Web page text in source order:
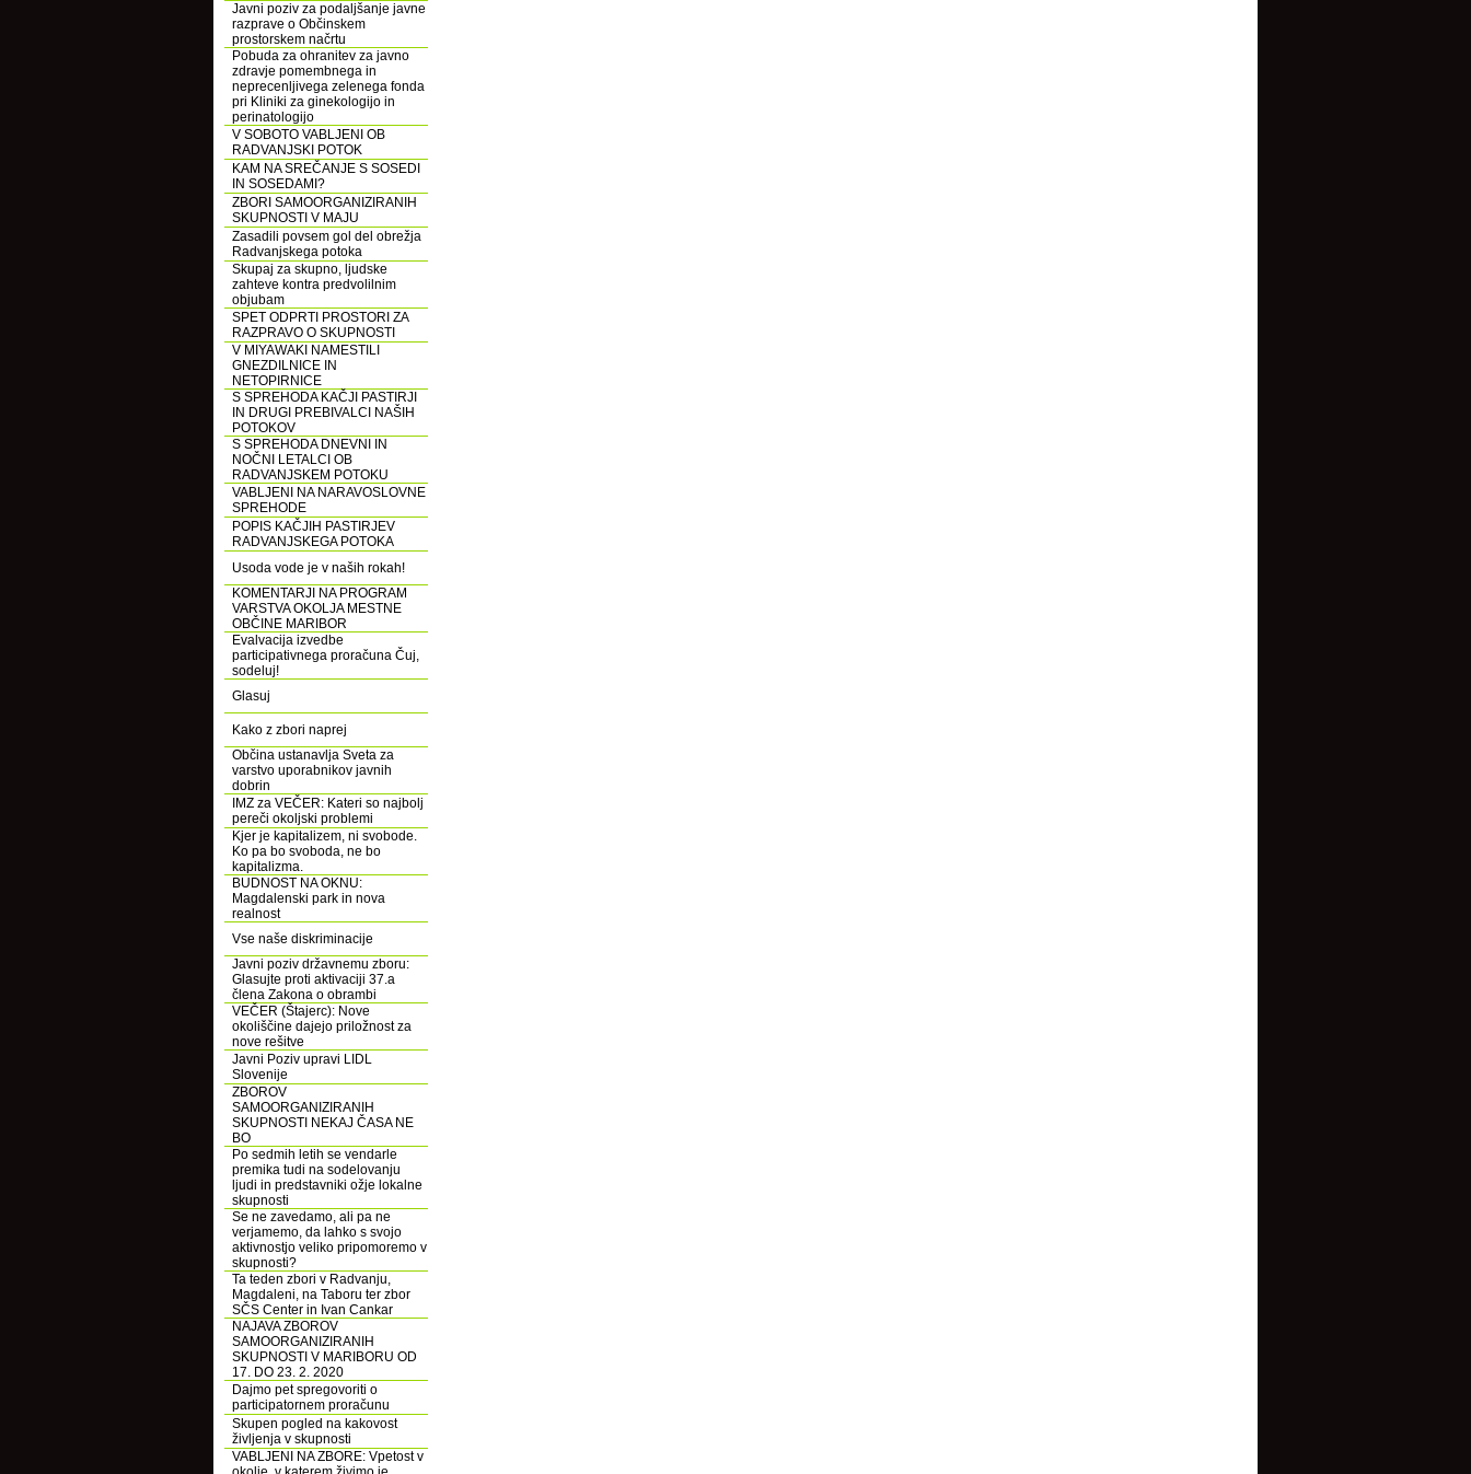
Javni poziv za podaljšanje javne
razprave o Občinskem
prostorskem načrtu
Pobuda za ohranitev za javno
zdravje pomembnega in
neprecenljivega zelenega fonda
pri Kliniki za ginekologijo in
perinatologijo
V SOBOTO VABLJENI OB
RADVANJSKI POTOK
KAM NA SREČANJE S SOSEDI
IN SOSEDAMI?
ZBORI SAMOORGANIZIRANIH
SKUPNOSTI V MAJU
Zasadili povsem gol del obrežja
Radvanjskega potoka
Skupaj za skupno, ljudske
zahteve kontra predvolilnim
objubam
SPET ODPRTI PROSTORI ZA
RAZPRAVO O SKUPNOSTI
V MIYAWAKI NAMESTILI
GNEZDILNICE IN
NETOPIRNICE
S SPREHODA KAČJI PASTIRJI
IN DRUGI PREBIVALCI NAŠIH
POTOKOV
S SPREHODA DNEVNI IN
NOČNI LETALCI OB
RADVANJSKEM POTOKU
VABLJENI NA NARAVOSLOVNE
SPREHODE
POPIS KAČJIH PASTIRJEV
RADVANJSKEGA POTOKA
Usoda vode je v naših rokah!
KOMENTARJI NA PROGRAM
VARSTVA OKOLJA MESTNE
OBČINE MARIBOR
Evalvacija izvedbe
participativnega proračuna Čuj,
sodeluj!
Glasuj
Kako z zbori naprej
Občina ustanavlja Sveta za
varstvo uporabnikov javnih
dobrin
IMZ za VEČER: Kateri so najbolj
pereči okoljski problemi
Kjer je kapitalizem, ni svobode.
Ko pa bo svoboda, ne bo
kapitalizma.
BUDNOST NA OKNU:
Magdalenski park in nova
realnost
Vse naše diskriminacije
Javni poziv državnemu zboru:
Glasujte proti aktivaciji 37.a
člena Zakona o obrambi
VEČER (Štajerc): Nove
okoliščine dajejo priložnost za
nove rešitve
Javni Poziv upravi LIDL
Slovenije
ZBOROV
SAMOORGANIZIRANIH
SKUPNOSTI NEKAJ ČASA NE
BO
Po sedmih letih se vendarle
premika tudi na sodelovanju
ljudi in predstavniki ožje lokalne
skupnosti
Se ne zavedamo, ali pa ne
verjamemo, da lahko s svojo
aktivnostjo veliko pripomoremo v
skupnosti?
Ta teden zbori v Radvanju,
Magdaleni, na Taboru ter zbor
SČS Center in Ivan Cankar
NAJAVA ZBOROV
SAMOORGANIZIRANIH
SKUPNOSTI V MARIBORU OD
17. DO 23. 2. 2020
Dajmo pet spregovoriti o
participatornem proračunu
Skupen pogled na kakovost
življenja v skupnosti
VABLJENI NA ZBORE: Vpetost v